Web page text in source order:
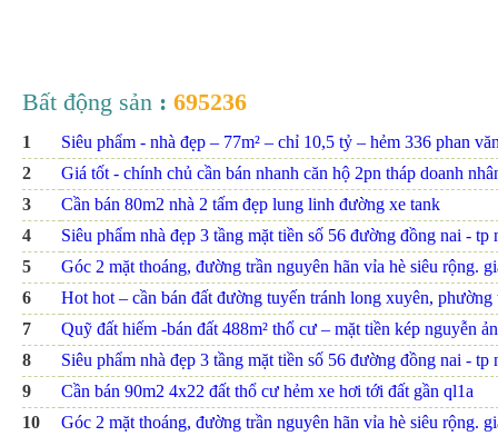
Bất động sản : 695236
1
Siêu phẩm - nhà đẹp – 77m² – chỉ 10,5 tỷ – hẻm 336 phan
2
Giá tốt - chính chủ cần bán nhanh căn hộ 2pn tháp doanh
3
Cần bán 80m2 nhà 2 tấm đẹp lung linh đường xe tank
4
Siêu phẩm nhà đẹp 3 tầng mặt tiền số 56 đường đồng nai - tp
5
Góc 2 mặt thoáng, đường trần nguyên hãn vỉa hè siêu rộng.
6
Hot hot – cần bán đất đường tuyến tránh long xuyên, phường
7
Quỹ đất hiếm -bán đất 488m² thổ cư – mặt tiền kép nguyễn
8
Siêu phẩm nhà đẹp 3 tầng mặt tiền số 56 đường đồng nai - tp
9
Cần bán 90m2 4x22 đất thổ cư hẻm xe hơi tới đất gần ql1a
10
Góc 2 mặt thoáng, đường trần nguyên hãn vỉa hè siêu rộng.